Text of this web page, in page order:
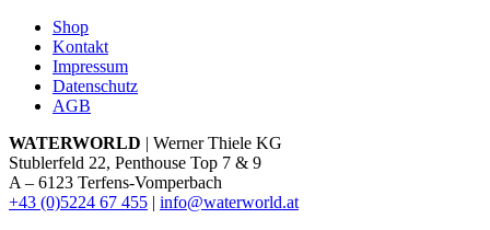
Shop
Kontakt
Impressum
Datenschutz
AGB
WATERWORLD | Werner Thiele KG
Stublerfeld 22, Penthouse Top 7 & 9
A – 6123 Terfens-Vomperbach
+43 (0)5224 67 455 | info@waterworld.at